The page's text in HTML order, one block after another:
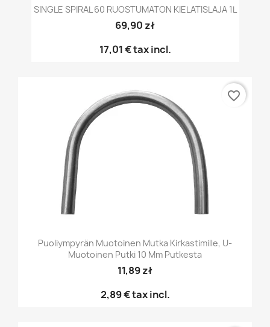
SINGLE SPIRAL 60 RUOSTUMATON KIELATISLAJA 1L
69,90 zł
17,01 €tax incl.
Puoliympyrän Muotoinen Mutka Kirkastimille, U-
Muotoinen Putki 10 Mm Putkesta
11,89 zł
2,89 €tax incl.
favorite_border